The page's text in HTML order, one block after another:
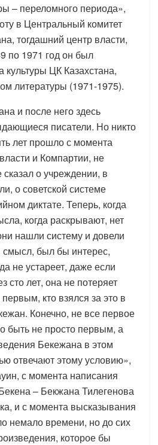
– переломного периода»,
в Центральный комитет
тогдашний центр власти,
по 1971 год он был
культуры ЦК Казахстана,
литературы (1971-1975).
и после него здесь
писатели. Но никто
лет прошло с момента
и Компартии, не
о учреждении, в
о советской системе
диктате. Теперь, когда
когда раскрывают, нет
нашли систему и довели
был бы интерес,
не устареет, даже если
сто лет, она не потеряет
кто взялся за это в
Конечно, не все первое
быть не просто первым, а
Бекежана в этом
отвечают этому условию»,
с момента написания
– Бекжана Тилегенова
и с момента высказывания
немало времени, но до сих
которое бы